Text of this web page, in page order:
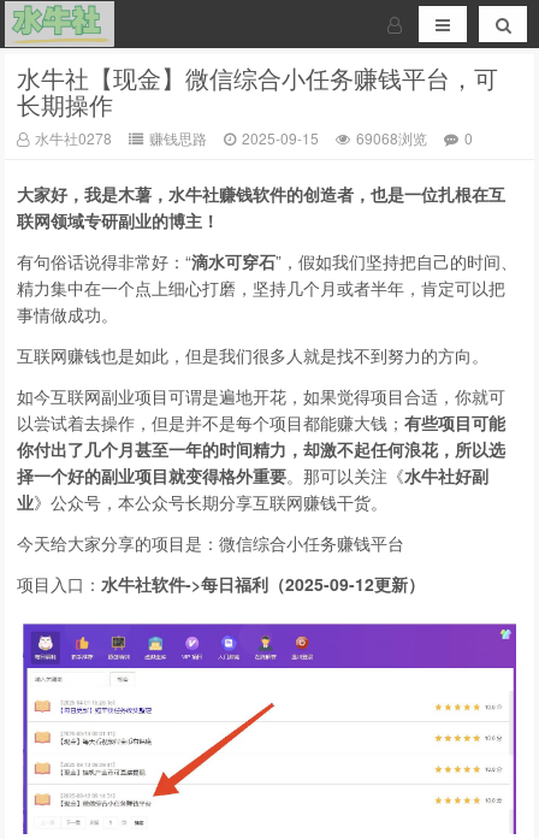
水牛社【现金】微信综合小任务赚钱平台，可
长期操作
水牛社0278 赚钱思路 2025-09-15 69068浏览 0
大家好，我是木薯，水牛社赚钱软件的创造者，也是一位扎根在互
联网领域专研副业的博主！
有句俗话说得非常好：“滴水可穿石”，假如我们坚持把自己的时间、
精力集中在一个点上细心打磨，坚持几个月或者半年，肯定可以把
事情做成功。
互联网赚钱也是如此，但是我们很多人就是找不到努力的方向。
如今互联网副业项目可谓是遍地开花，如果觉得项目合适，你就可
以尝试着去操作，但是并不是每个项目都能赚大钱；有些项目可能
你付出了几个月甚至一年的时间精力，却激不起任何浪花，所以选
择一个好的副业项目就变得格外重要。那可以关注《水牛社好副
业》公众号，本公众号长期分享互联网赚钱干货。
今天给大家分享的项目是：微信综合小任务赚钱平台
项目入口：水牛社软件->每日福利（2025-09-12更新）